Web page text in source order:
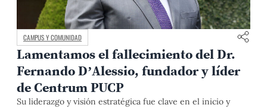
CAMPUS Y COMUNIDAD
Lamentamos el fallecimiento del Dr.
Fernando D’Alessio, fundador y líder
de Centrum PUCP
Su liderazgo y visión estratégica fue clave en el inicio y